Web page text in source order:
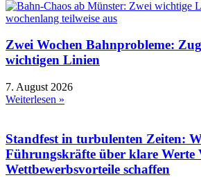
Zwei Wochen Bahnprobleme:
wichtigen Linien
7. August 2026
Weiterlesen »
Standfest in turbulenten Zeiten:
Führungskräfte über klare Werte
Wettbewerbsvorteile schaffen